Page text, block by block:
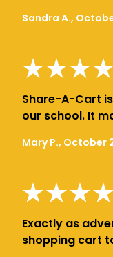
Sandra A.,
Share-A-Cart
our school. It
Mary P., October
Exactly as
shopping cart